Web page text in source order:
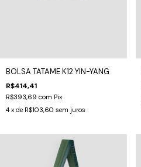
BOLSA TATAME K12 YIN-YANG
R$414,41
R$393,69 com Pix
4 x de R$103,60 sem juros